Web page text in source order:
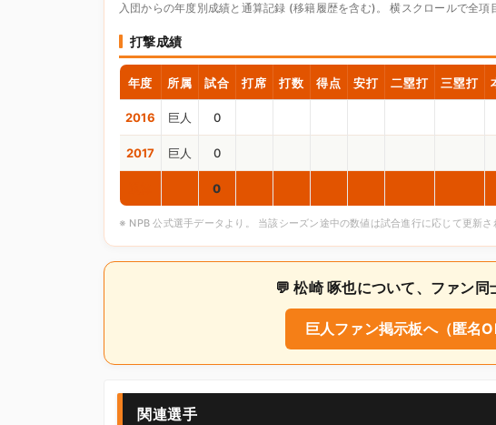
入団からの年度別成績と通算記録 (移籍履歴を含む)。 横スクロールで全項
打撃成績
年度 所属 試合 打席 打数 得点 安打 二塁打 三塁打
2016 巨人 0
2017 巨人 0
0
※ NPB 公式選手データより。 当該シーズン途中の数値は試合進行に応じて更新さ
💬 松崎 啄也について、ファン同
巨人ファン掲示板へ（匿名
関連選手